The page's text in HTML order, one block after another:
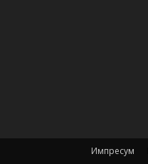
Импресум